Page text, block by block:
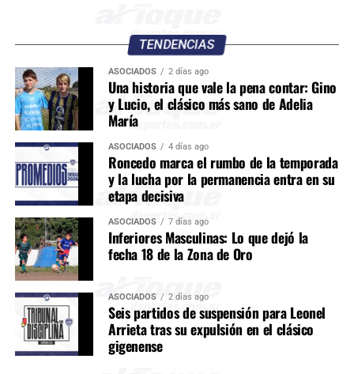
TENDENCIAS
ASOCIADOS 2 días ago
Una historia que vale la pena contar: Gino
y Lucio, el clásico más sano de Adelia
María
ASOCIADOS 4 días ago
Roncedo marca el rumbo de la temporada
y la lucha por la permanencia entra en su
etapa decisiva
ASOCIADOS 7 días ago
Inferiores Masculinas: Lo que dejó la
fecha 18 de la Zona de Oro
ASOCIADOS 2 días ago
Seis partidos de suspensión para Leonel
Arrieta tras su expulsión en el clásico
gigenense